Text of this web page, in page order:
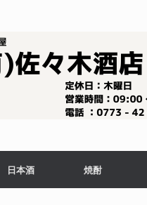
日本酒 焼酎